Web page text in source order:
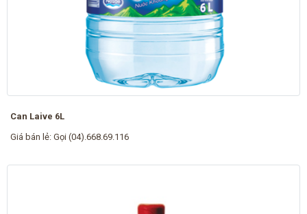
Can Laive 6L
Giá bán lẻ: Gọi (04).668.69.116